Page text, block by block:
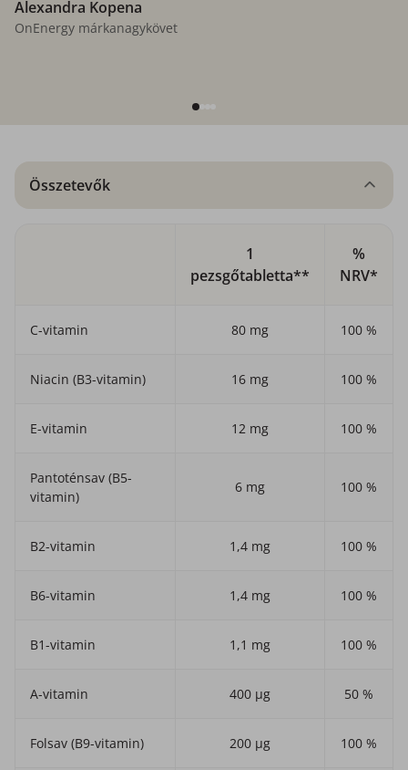
Alexandra Kopena
OnEnergy márkanagykövet
Összetevők
1
pezsgőtabletta**
%
NRV*
C-vitamin 80 mg 100 %
Niacin (B3-vitamin) 16 mg 100 %
E-vitamin 12 mg 100 %
Pantoténsav (B5-
vitamin)
6 mg 100 %
B2-vitamin 1,4 mg 100 %
B6-vitamin 1,4 mg 100 %
B1-vitamin 1,1 mg 100 %
A-vitamin 400 µg 50 %
Folsav (B9-vitamin) 200 µg 100 %